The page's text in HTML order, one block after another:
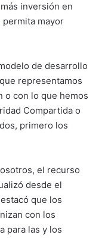
inversión en
permita mayor
de desarrollo
representamos
o con lo que hemos
Compartida o
primero los
el recurso
desde el
que los
con los
para las y los